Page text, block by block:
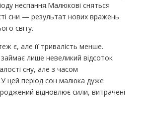
неспання.Малюкові сняться
сни — результат нових вражень
світу.
є, але її тривалість менше.
лише невеликий відсоток
сну, але з часом
цей період сон малюка дуже
відновлює сили, витрачені